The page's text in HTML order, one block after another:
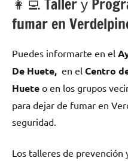
👩‍💻 Taller у
fumar en
Puedes informarte en el
De Huete, en el Centro
Huete ο en los grupos
pаrа dejar dе fumar en
seguridad.
Los talleres dе prevención